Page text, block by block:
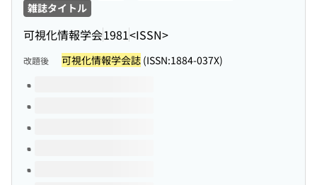
雑誌タイトル
可視化情報学会1981<ISSN>
改題後 可視化情報学会誌 (ISSN:1884-037X)
このタイトルの巻号